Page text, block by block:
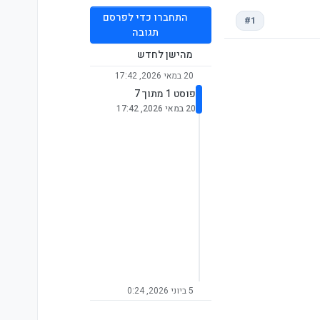
#1
התחברו כדי לפרסם
תגובה
מהישן לחדש
20 במאי 2026, 17:42
פוסט 1 מתוך 7
20 במאי 2026, 17:42
5 ביוני 2026, 0:24